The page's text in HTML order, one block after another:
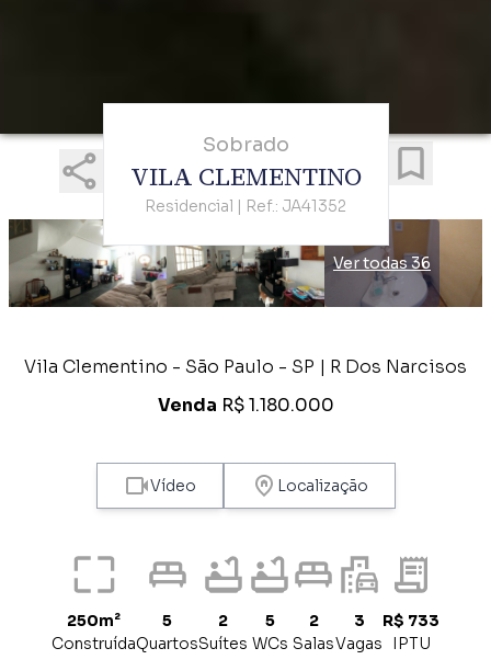
Sobrado
VILA CLEMENTINO
Residencial | Ref.: JA41352
Ver todas 36
Vila Clementino - São Paulo - SP | R Dos Narcisos
Venda R$ 1.180.000
Vídeo Localização
250m²
Construída
5
Quartos
2
Suítes
5
WCs
2
Salas
3
Vagas
R$ 733
IPTU